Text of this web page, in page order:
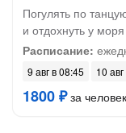
Погулять по
и отдохнуть у
Расписание:
9 авг в 08:45 10
1800 ₽за